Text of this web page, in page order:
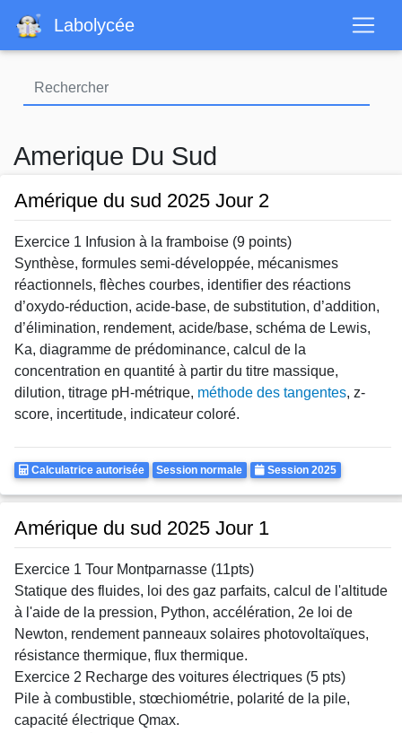
contenu
Labolycée
Amerique Du Sud
Amérique du sud 2025 Jour 2
Exercice 1 Infusion à la framboise (9 points)
Synthèse, formules semi-développée, mécanismes
réactionnels, flèches courbes, identifier des réactions
d’oxydo-réduction, acide-base, de substitution, d’addition,
d’élimination, rendement, acide/base, schéma de Lewis,
Ka, diagramme de prédominance, calcul de la
concentration en quantité à partir du titre massique,
dilution, titrage pH-métrique, méthode des tangentes, z-
score, incertitude, indicateur coloré.
Calculatrice
Calculatrice autorisée Rattrapages
Session normale Annee
Session 2025
Amérique du sud 2025 Jour 1
Exercice 1 Tour Montparnasse (11pts)
Statique des fluides, loi des gaz parfaits, calcul de l'altitude
à l'aide de la pression, Python, accélération, 2e loi de
Newton, rendement panneaux solaires photovoltaïques,
résistance thermique, flux thermique.
Exercice 2 Recharge des voitures électriques (5 pts)
Pile à combustible, stœchiométrie, polarité de la pile,
capacité électrique Qmax.